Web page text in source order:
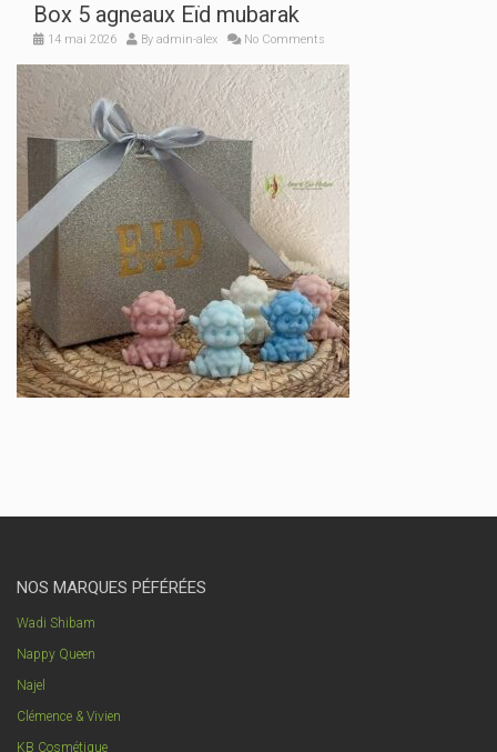
Box 5 agneaux Eïd mubarak
14 mai 2026 By admin-alex No Comments
NOS MARQUES PÉFÉRÉES
Wadi Shibam
Nappy Queen
Najel
Clémence & Vivien
KB Cosmétique